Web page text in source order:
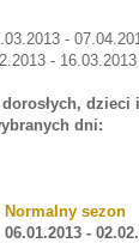
-
- 16.03.2013
dni:
Normalny sezon
06.01.2013 -